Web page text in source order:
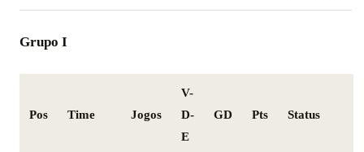
Grupo I
Pos Time Jogos
V-
D-
E
GD Pts Status